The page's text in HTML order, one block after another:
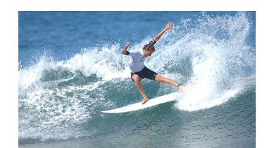
Ver
imagen
más
grande